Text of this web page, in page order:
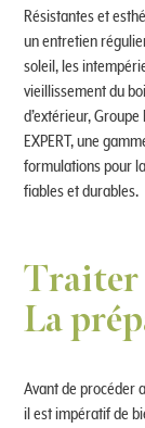
Résistantes et
un entretien
soleil, les
vieillissement du
d’extérieur,
EXPERT, une
formulations pour
fiables et durables.
Traiter
La
Avant de procéder
il est impératif de